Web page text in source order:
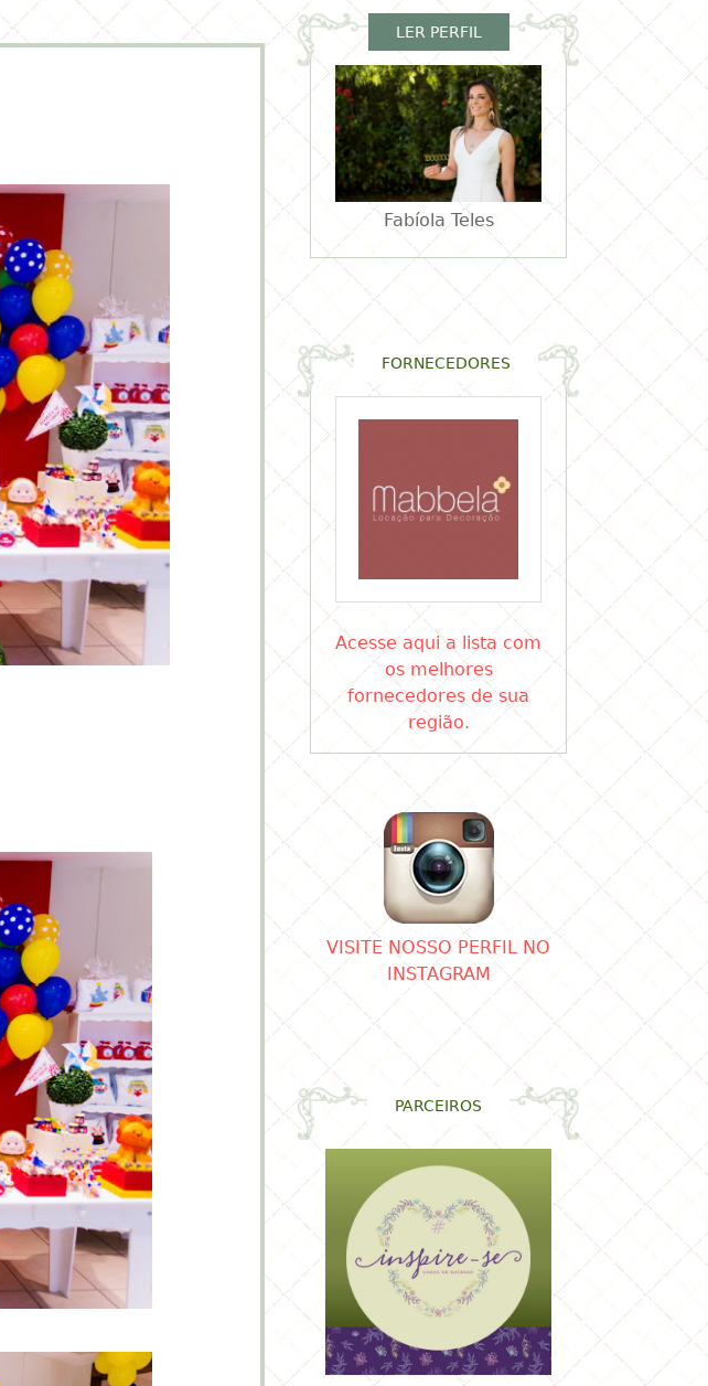
BUSCAR
LER PERFIL
Fabíola Teles
Acesse aqui a lista com
os melhores
fornecedores de sua
região.
VISITE NOSSO PERFIL NO
INSTAGRAM
PARCEIROS